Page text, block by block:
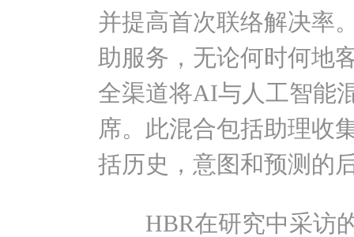
并提高首次联络解决率
助服务，无论何时何地
全渠道将AI与人工智能
席。此混合包括助理收
括历史，意图和预测的
HBR在研究中采访的